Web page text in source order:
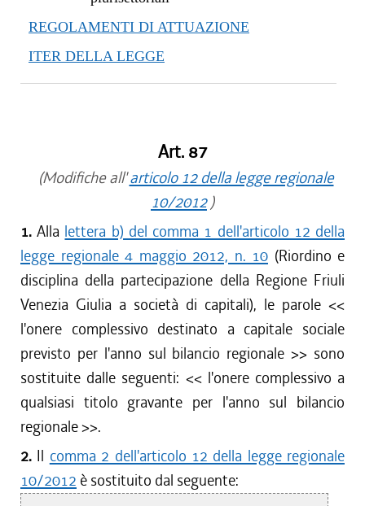
REGOLAMENTI DI ATTUAZIONE
ITER DELLA LEGGE
Art. 87
(Modifiche all'articolo 12 della legge regionale
10/2012)
1.Alla lettera b) del comma 1 dell'articolo 12 della
legge regionale 4 maggio 2012, n. 10 (Riordino e
disciplina della partecipazione della Regione Friuli
Venezia Giulia a società di capitali), le parole <<
l'onere complessivo destinato a capitale sociale
previsto per l'anno sul bilancio regionale >> sono
sostituite dalle seguenti: << l'onere complessivo a
qualsiasi titolo gravante per l'anno sul bilancio
regionale>>.
2. Il comma 2 dell'articolo 12 della legge regionale
10/2012 è sostituito dal seguente: